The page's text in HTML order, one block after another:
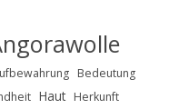
Bedeutung
Haut Herkunft